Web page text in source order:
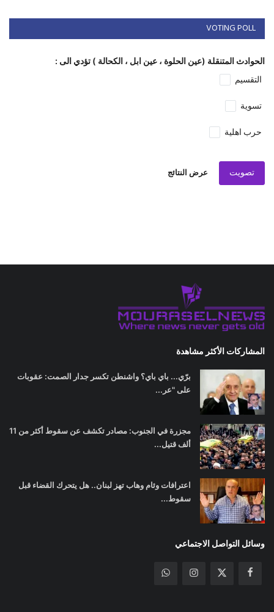
VOTING POLL
الحوادث المتنقلة (عين الحلوة ، عين ابل ، الكحالة ) تؤدي الى :
التقسيم
تسوية
حرب اهلية
تصويت عرض النتائج
المشاركات الأكثر مشاهدة
برّي... باي باي؟ واشنطن تكسر جدار الصمت: عقوبات
على "عر...
مجزرة في الجنوب: مصادر تكشف عن سقوط أكثر من 11
ألف قتيل...
اعترافات وئام وهاب تهز لبنان.. هل يتحرك القضاء قبل
سقوط...
وسائل التواصل الاجتماعي